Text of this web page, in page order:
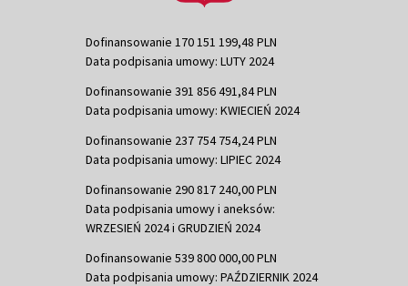
Dofinansowanie 170 151 199,48 PLN
Data podpisania umowy: LUTY 2024
Dofinansowanie 391 856 491,84 PLN
Data podpisania umowy: KWIECIEŃ 2024
Dofinansowanie 237 754 754,24 PLN
Data podpisania umowy: LIPIEC 2024
Dofinansowanie 290 817 240,00 PLN
Data podpisania umowy i aneksów:
WRZESIEŃ 2024 i GRUDZIEŃ 2024
Dofinansowanie 539 800 000,00 PLN
Data podpisania umowy: PAŹDZIERNIK 2024